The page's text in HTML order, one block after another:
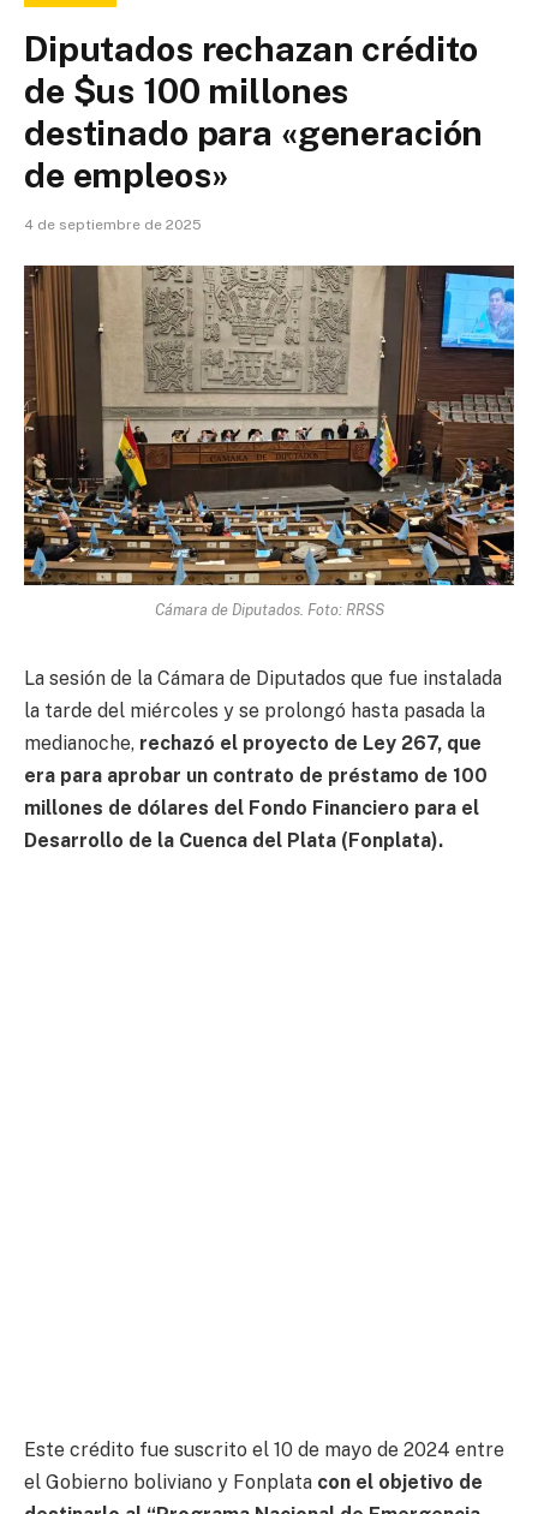
Diputados rechazan crédito
de $us 100 millones
destinado para «generación
de empleos»
4 de septiembre de 2025
Cámara de Diputados. Foto: RRSS
La sesión de la Cámara de Diputados que fue instalada
la tarde del miércoles y se prolongó hasta pasada la
medianoche, rechazó el proyecto de Ley 267, que
era para aprobar un contrato de préstamo de 100
millones de dólares del Fondo Financiero para el
Desarrollo de la Cuenca del Plata (Fonplata).
Este crédito fue suscrito el 10 de mayo de 2024 entre
el Gobierno boliviano y Fonplata con el objetivo de